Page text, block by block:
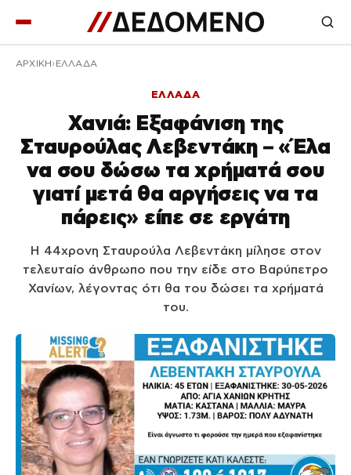
ΑΡΧΙΚΉ ΕΛΛΑΔΑ
ΕΛΛΑΔΑ
Χανιά: Εξαφάνιση της
Σταυρούλας Λεβεντάκη – «Έλα
να σου δώσω τα χρήματά σου
γιατί μετά θα αργήσεις να τα
πάρεις» είπε σε εργάτη
Η 44χρονη Σταυρούλα Λεβεντάκη μίλησε στον
τελευταίο άνθρωπο που την είδε στο Βαρύπετρο
Χανίων, λέγοντας ότι θα του δώσει τα χρήματά
του.